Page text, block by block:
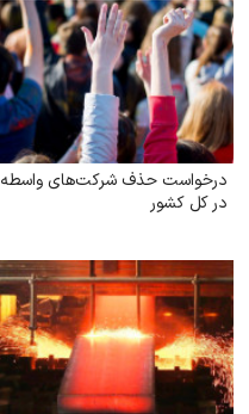
درخواست حذف شرکت‌های واسطه
در کل کشور